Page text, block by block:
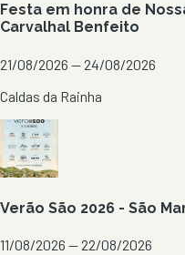
Festa em honra de
Carvalhal Benfeito
21/08/2026 — 24/08/2026
Caldas da Rainha
Verão São 2026 - São
11/08/2026 — 22/08/2026